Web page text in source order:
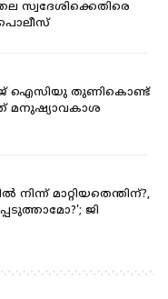
സ്വദേശിക്കെതിരെ
ഐസിയു തുണികൊണ്ട്
മനുഷ്യാവകാശ
നിന്ന് മാറ്റിയതെന്തിന്?,
ജി